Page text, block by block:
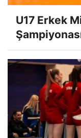
U17 Erkek